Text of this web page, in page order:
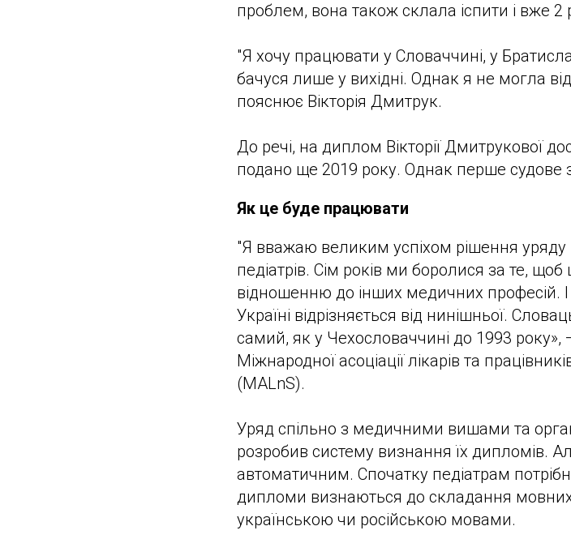
проблем, вона також склала іспити і вже 2
"Я хочу працювати у Словаччині, у
бачуся лише у вихідні. Однак я не могла
пояснює Вікторія Дмитрук.
До речі, на диплом Вікторії Дмитрукової
подано ще 2019 року. Однак перше судове
Як це буде працювати
"Я вважаю великим успіхом рішення
педіатрів. Сім років ми боролися за те,
відношенню до інших медичних професій.
Україні відрізняється від нинішньої.
самий, як у Чехословаччині до 1993
Міжнародної асоціації лікарів та
(MALnS).
Уряд спільно з медичними вишами та
розробив систему визнання їх дипломів.
автоматичним. Спочатку педіатрам
дипломи визнаються до складання мовних
українською чи російською мовами.